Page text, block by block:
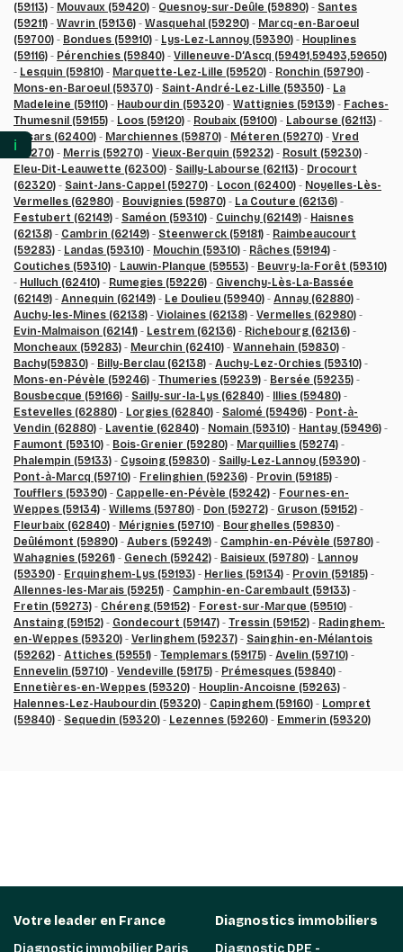
(59113) - Mouvaux (59420) - Quesnoy-sur-Deûle (59890) - Santes
(59211) - Wavrin (59136) - Wasquehal (59290) - Marcq-en-Baroeul
(59700) - Bondues (59910) - Lys-Lez-Lannoy (59390) - Houplines
(59116) - Pérenchies (59840) - Villeneuve-D’Ascq (59491,59493,59650)
- Lesquin (59810) - Marquette-Lez-Lille (59520) - Ronchin (59790) -
Mons-en-Baroeul (59370) - Saint-André-Lez-Lille (59350) - La
Madeleine (59110) - Haubourdin (59320) - Wattignies (59139) - Faches-
Thumesnil (59155) - Loos (59120) - Roubaix (59100) - Labourse (62113) -
Essars (62400) - Marchiennes (59870) - Méteren (59270) - Vred
(59270) - Merris (59270) - Vieux-Berquin (59232) - Rosult (59230) -
Eleu-Dit-Leauwette (62300) - Sailly-Labourse (62113) - Drocourt
(62320) - Saint-Jans-Cappel (59270) - Locon (62400) - Noyelles-Lès-
Vermelles (62980) - Bouvignies (59870) - La Couture (62136) -
Festubert (62149) - Saméon (59310) - Cuinchy (62149) - Haisnes
(62138) - Cambrin (62149) - Steenwerck (59181) - Raimbeaucourt
(59283) - Landas (59310) - Mouchin (59310) - Râches (59194) -
Coutiches (59310) - Lauwin-Planque (59553) - Beuvry-la-Forêt (59310)
- Hulluch (62410) - Rumegies (59226) - Givenchy-Lès-La-Bassée
(62149) - Annequin (62149) - Le Doulieu (59940) - Annay (62880) -
Auchy-les-Mines (62138) - Violaines (62138) - Vermelles (62980) -
Evin-Malmaison (62141) - Lestrem (62136) - Richebourg (62136) -
Moncheaux (59283) - Meurchin (62410) - Wannehain (59830) -
Bachy(59830) - Billy-Berclau (62138) - Auchy-Lez-Orchies (59310) -
Mons-en-Pévèle (59246) - Thumeries (59239) - Bersée (59235) -
Bousbecque (59166) - Sailly-sur-la-Lys (62840) - Illies (59480) -
Estevelles (62880) - Lorgies (62840) - Salomé (59496) - Pont-à-
Vendin (62880) - Laventie (62840) - Nomain (59310) - Hantay (59496) -
Faumont (59310) - Bois-Grenier (59280) - Marquillies (59274) -
Phalempin (59133) - Cysoing (59830) - Sailly-Lez-Lannoy (59390) -
Pont-à-Marcq (59710) - Frelinghien (59236) - Provin (59185) -
Toufflers (59390) - Cappelle-en-Pévèle (59242) - Fournes-en-
Weppes (59134) - Willems (59780) - Don (59272) - Gruson (59152) -
Fleurbaix (62840) - Mérignies (59710) - Bourghelles (59830) -
Deûlémont (59890) - Aubers (59249) - Camphin-en-Pévèle (59780) -
Wahagnies (59261) - Genech (59242) - Baisieux (59780) - Lannoy
(59390) - Erquinghem-Lys (59193) - Herlies (59134) - Provin (59185) -
Allennes-les-Marais (59251) - Camphin-en-Carembault (59133) -
Fretin (59273) - Chéreng (59152) - Forest-sur-Marque (59510) -
Anstaing (59152) - Gondecourt (59147) - Tressin (59152) - Radinghem-
en-Weppes (59320) - Verlinghem (59237) - Sainghin-en-Mélantois
(59262) - Attiches (59551) - Templemars (59175) - Avelin (59710) -
Ennevelin (59710) - Vendeville (59175) - Prémesques (59840) -
Ennetières-en-Weppes (59320) - Houplin-Ancoisne (59263) -
Halennes-Lez-Haubourdin (59320) - Capinghem (59160) - Lompret
(59840) - Sequedin (59320) - Lezennes (59260) - Emmerin (59320)
Votre leader en France
Diagnostic immobilier Paris
Diagnostics immobiliers
Diagnostic DPE -
ℹ️